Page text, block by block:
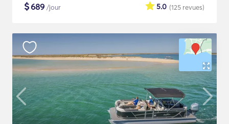
$689 /jour (125 revues)
5.0